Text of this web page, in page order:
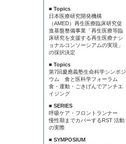
■ Topics
日本医療研究開発機構
（AMED）再生医療臨床研究促
進基盤整備事業「再生医療等臨
床研究を支援する再生医療ナシ
ョナルコンソーシアムの実現」
の採択決定
■ Topics
第7回慶應義塾生命科学シンポジ
ウム 食と医科学フォーラム
食・運動・ごきげんでアンチエ
イジング
■ SERIES
呼吸ケア・フロントランナー
慢性期までカバーするRST 活動
の実際
■ SYMPOSIUM